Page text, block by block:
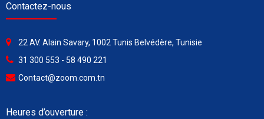
Contactez-nous
22 AV. Alain Savary, 1002 Tunis Belvédère, Tunisie
31 300 553 - 58 490 221
Contact@zoom.com.tn
Heures d’ouverture :